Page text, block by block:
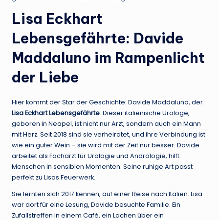
Lisa Eckhart
Lebensgefährte: Davide
Maddaluno im Rampenlicht
der Liebe
Hier kommt der Star der Geschichte: Davide Maddaluno, der
Lisa Eckhart Lebensgefährte. Dieser italienische Urologe,
geboren in Neapel, ist nicht nur Arzt, sondern auch ein Mann
mit Herz. Seit 2018 sind sie verheiratet, und ihre Verbindung ist
wie ein guter Wein – sie wird mit der Zeit nur besser. Davide
arbeitet als Facharzt für Urologie und Andrologie, hilft
Menschen in sensiblen Momenten. Seine ruhige Art passt
perfekt zu Lisas Feuerwerk.
Sie lernten sich 2017 kennen, auf einer Reise nach Italien. Lisa
war dort für eine Lesung, Davide besuchte Familie. Ein
Zufallstreffen in einem Café, ein Lachen über ein